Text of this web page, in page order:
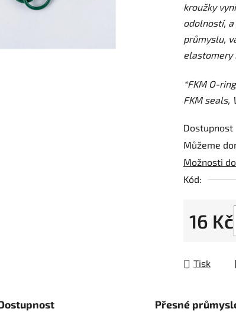
je
0,0
z
5
kroužky
odolností,
průmyslu,
elastomery
*FKM O-
FKM seals,
Dostupnost
Můžeme
Možnosti
Kód:
16 Kč
Měrná
Tisk
Přesné